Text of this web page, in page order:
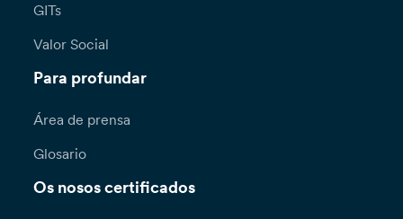
GITs
Valor Social
Para profundar
Área de prensa
Glosario
Os nosos certificados